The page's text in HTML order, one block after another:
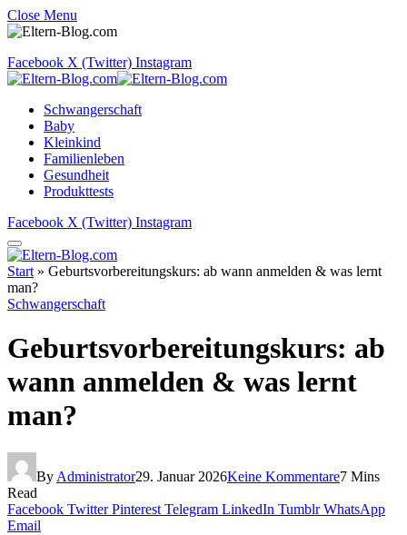
Close Menu
Facebook X (Twitter) Instagram
Schwangerschaft
Baby
Kleinkind
Familienleben
Gesundheit
Produkttests
Facebook X (Twitter) Instagram
Start » Geburtsvorbereitungskurs: ab wann anmelden & was lernt
man?
Schwangerschaft
Geburtsvorbereitungskurs: ab
wann anmelden & was lernt
man?
By Administrator29. Januar 2026Keine Kommentare7 Mins
Read
Facebook Twitter Pinterest Telegram LinkedIn Tumblr WhatsApp
Email